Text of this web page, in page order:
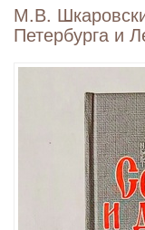
М.В.
Петербурга и